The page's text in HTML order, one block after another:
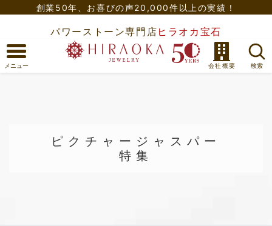
創業50年、 お喜びの声20,000件以上の実績！
パワーストーン専門店 ヒラオカ宝石
ピクチャージャスパー
特集